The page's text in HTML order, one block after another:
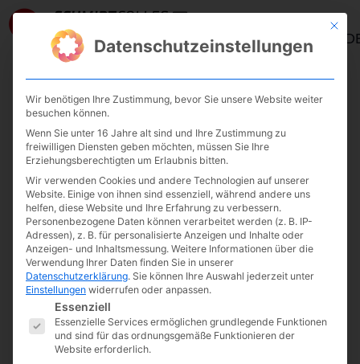
Start/UnternehmerEnergie
ANGEBOT!
Mit
Datenschutzeinstellungen
Wir benötigen Ihre Zustimmung, bevor Sie unsere Website weiter
besuchen können.
Wenn Sie unter 16 Jahre alt sind und Ihre Zustimmung zu
freiwilligen Diensten geben möchten, müssen Sie Ihre
Erziehungsberechtigten um Erlaubnis bitten.
Wir verwenden Cookies und andere Technologien auf unserer
Website. Einige von ihnen sind essenziell, während andere uns
helfen, diese Website und Ihre Erfahrung zu verbessern.
Personenbezogene Daten können verarbeitet werden (z. B. IP-
Adressen), z. B. für personalisierte Anzeigen und Inhalte oder
Anzeigen- und Inhaltsmessung. Weitere Informationen über die
Verwendung Ihrer Daten finden Sie in unserer
Datenschutzerklärung. Sie können Ihre Auswahl jederzeit unter
Einstellungen widerrufen oder anpassen.
Es folgt eine Liste der Service-Gruppen,
Essenziell
Essenzielle Services ermöglichen grundlegende Funktionen
und sind für das ordnungsgemäße Funktionieren der
Website erforderlich.